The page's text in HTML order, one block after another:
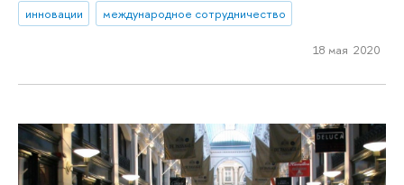
инновации
международное сотрудничество
18 мая 2020